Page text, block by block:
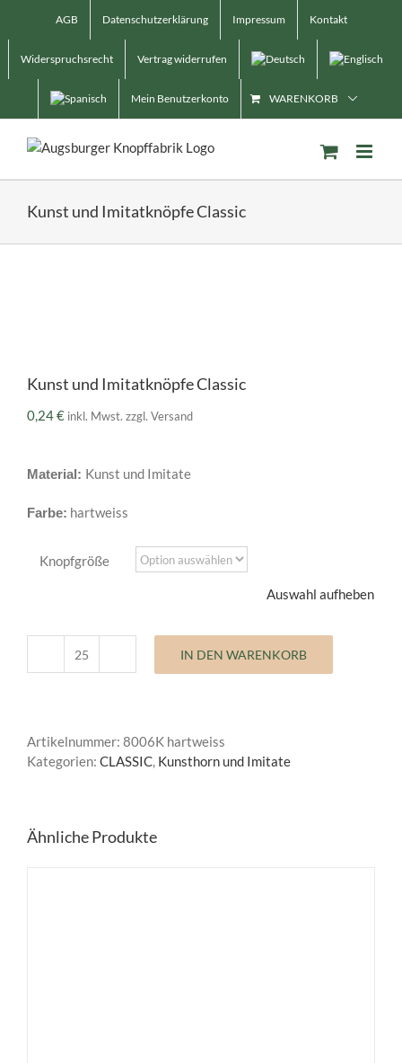
AGB Datenschutzerklärung Impressum Kontakt
Widerspruchsrecht Vertrag widerrufen
Mein Benutzerkonto WARENKORB
Kunst und Imitatknöpfe Classic
Kunst und Imitatknöpfe Classic
0,24€ inkl. Mwst. zzgl. Versand
Material: Kunst und Imitate
Farbe: hartweiss
Knopfgröße
Auswahl aufheben
Kunst
Menge
IN DEN WARENKORB
Artikelnummer: 8006K hartweiss
Kategorien: CLASSIC, Kunsthorn und Imitate
Ähnliche Produkte